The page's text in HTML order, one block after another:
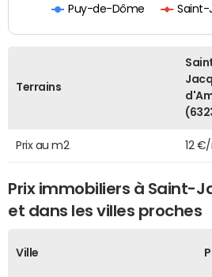
Puy-de-Dôme Saint-
Terrains
Prix au m2 12
Prix immobiliers à Saint-
et dans les villes proches
Ville